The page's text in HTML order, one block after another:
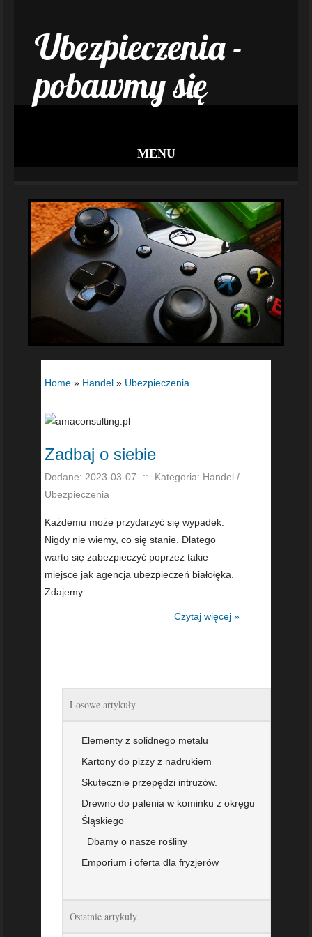
Ubezpieczenia -
pobawmy się
MENU
Home » Handel » Ubezpieczenia
Zadbaj o siebie
Dodane: 2023-03-07 ::
Kategoria: Handel /
Ubezpieczenia
Każdemu może przydarzyć się wypadek.
Nigdy nie wiemy, co się stanie. Dlatego
warto się zabezpieczyć poprzez takie
miejsce jak agencja ubezpieczeń białołęka.
Zdajemy...
Czytaj więcej »
Losowe artykuły
Elementy z solidnego metalu
Kartony do pizzy z nadrukiem
Skutecznie przepędzi intruzów.
Drewno do palenia w kominku z okręgu
Śląskiego
Dbamy o nasze rośliny
Emporium i oferta dla fryzjerów
Ostatnie artykuły